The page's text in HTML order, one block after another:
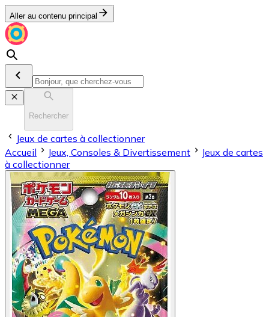
Aller au contenu principal
Rechercher
Jeux de cartes à collectionner
Accueil
Jeux, Consoles & Divertissement
Jeux de cartes
à collectionner